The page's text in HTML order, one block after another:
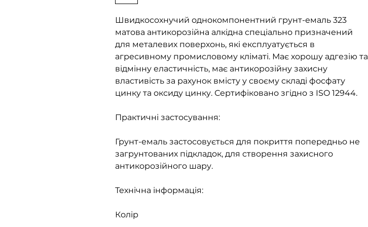
Швидкосохнучий однокомпонентний грунт-емаль 323
матова антикорозійна алкідна спеціально призначений
для металевих поверхонь, які експлуатується в
агресивному промисловому кліматі. Має хорошу адгезію та
відмінну еластичність, має антикорозійну захисну
властивість за рахунок вмісту у своєму складі фосфату
цинку та оксиду цинку. Сертифіковано згідно з ISO 12944.
Практичні застосування:
Грунт-емаль застосовується для покриття попередньо не
загрунтованих підкладок, для створення захисного
антикорозійного шару.
Технічна інформація:
Колір